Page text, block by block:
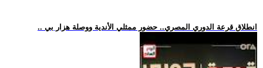
.. انطلاق قرعة الدوري المصري.. حضور ممثلي الأندية ووصلة هزار بي